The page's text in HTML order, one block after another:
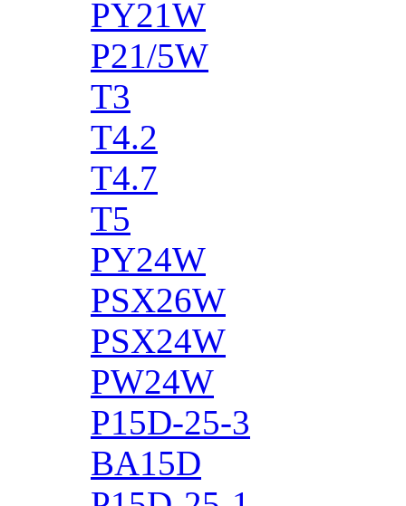
PY21W
P21/5W
T3
T4.2
T4.7
T5
PY24W
PSX26W
PSX24W
PW24W
P15D-25-3
BA15D